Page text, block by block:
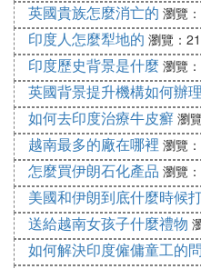
④ 傳統文化中，印度
對牛尿是怎樣的一種
據外媒報道，印度衛生
門正在認真研究使用牛
部長還說「牛的尿液本身
題」。這樣奇葩的言論竟
中，令人腦洞大開。也只
會有如此奇葩的言論。
當然，印度這種習俗在
道印度的獨特牛尿飲料
英國貴族怎麼消亡的 瀏覽
印度人怎麼犁地的 瀏覽：
印度歷史背景是什麼 瀏覽
英國背景提升機構如何辦理
如何去印度治療牛皮癬 瀏
越南最多的廠在哪裡 瀏覽
怎麼買伊朗石化產品 瀏覽
美國和伊朗到底什麼時候
送給越南女孩子什麼禮物
如何解決印度僱傭童工的